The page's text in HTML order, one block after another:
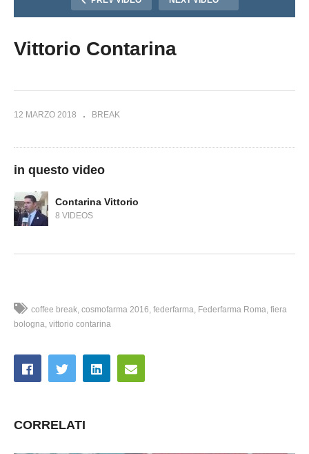
Vittorio Contarina
12 MARZO 2018 BREAK
in questo video
Contarina Vittorio
8 VIDEOS
coffee break cosmofarma 2016 federfarma Federfarma Roma fiera
bologna vittorio contarina
CORRELATI